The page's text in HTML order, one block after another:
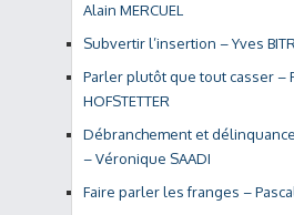
Alain MERCUEL
Subvertir l’insertion – Yves
Parler plutôt que tout casser –
HOFSTETTER
Débranchement et
– Véronique SAADI
Faire parler les franges –